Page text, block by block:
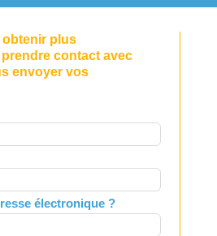
plus
contact avec
envoyer vos
électronique ?